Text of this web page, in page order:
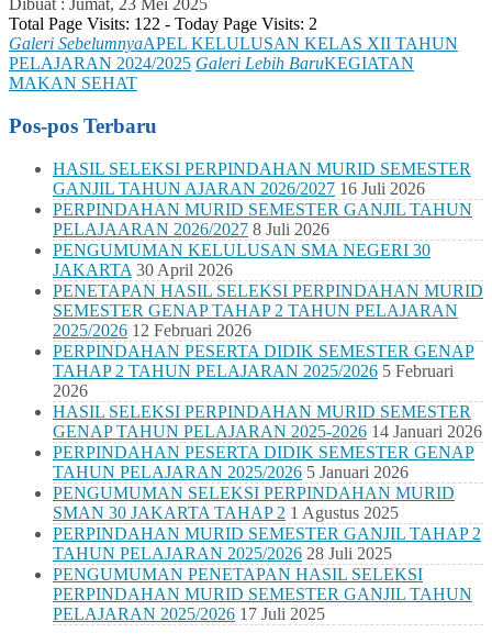
Dibuat : Jumat, 23 Mei 2025
Total Page Visits: 122 - Today Page Visits: 2
Galeri SebelumnyaAPEL KELULUSAN KELAS XII TAHUN
PELAJARAN 2024/2025 Galeri Lebih BaruKEGIATAN
MAKAN SEHAT
Pos-pos Terbaru
HASIL SELEKSI PERPINDAHAN MURID SEMESTER
GANJIL TAHUN AJARAN 2026/2027 16 Juli 2026
PERPINDAHAN MURID SEMESTER GANJIL TAHUN
PELAJAARAN 2026/2027 8 Juli 2026
PENGUMUMAN KELULUSAN SMA NEGERI 30
JAKARTA 30 April 2026
PENETAPAN HASIL SELEKSI PERPINDAHAN MURID
SEMESTER GENAP TAHAP 2 TAHUN PELAJARAN
2025/2026 12 Februari 2026
PERPINDAHAN PESERTA DIDIK SEMESTER GENAP
TAHAP 2 TAHUN PELAJARAN 2025/2026 5 Februari
2026
HASIL SELEKSI PERPINDAHAN MURID SEMESTER
GENAP TAHUN PELAJARAN 2025-2026 14 Januari 2026
PERPINDAHAN PESERTA DIDIK SEMESTER GENAP
TAHUN PELAJARAN 2025/2026 5 Januari 2026
PENGUMUMAN SELEKSI PERPINDAHAN MURID
SMAN 30 JAKARTA TAHAP 2 1 Agustus 2025
PERPINDAHAN MURID SEMESTER GANJIL TAHAP 2
TAHUN PELAJARAN 2025/2026 28 Juli 2025
PENGUMUMAN PENETAPAN HASIL SELEKSI
PERPINDAHAN MURID SEMESTER GANJIL TAHUN
PELAJARAN 2025/2026 17 Juli 2025